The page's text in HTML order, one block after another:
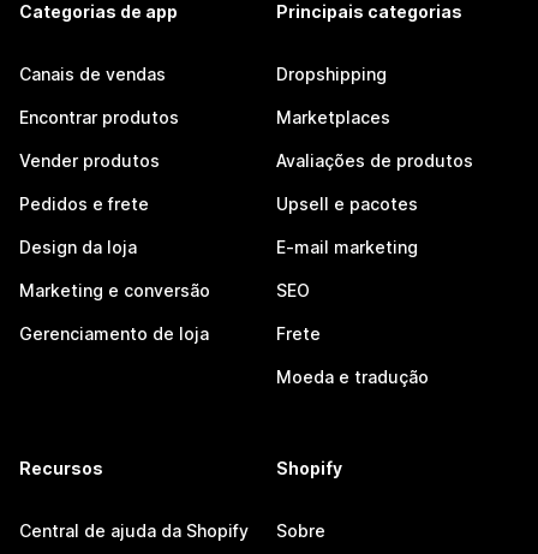
Categorias de app
Canais de vendas
Encontrar produtos
Vender produtos
Pedidos e frete
Design da loja
Marketing e conversão
Gerenciamento de loja
Principais categorias
Dropshipping
Marketplaces
Avaliações de produtos
Upsell e pacotes
E-mail marketing
SEO
Frete
Moeda e tradução
Recursos
Central de ajuda da Shopify
Shopify
Sobre